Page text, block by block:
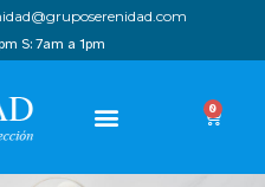
S: 7am a 1pm
0